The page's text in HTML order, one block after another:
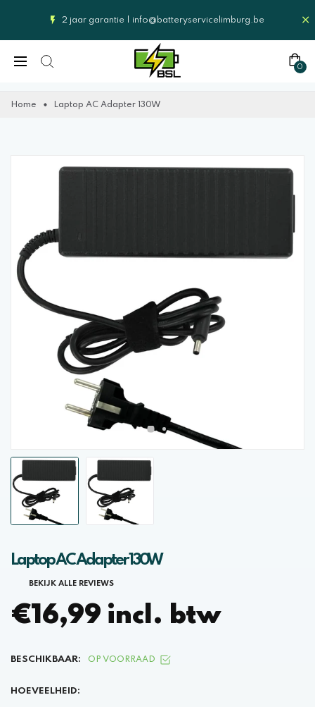
2 jaar garantie | info@batteryservicelimburg.be
0
Home Laptop AC Adapter 130W
Laptop AC Adapter 130W
BEKIJK ALLE REVIEWS
€16,99 incl. btw
BESCHIKBAAR: OP VOORRAAD
HOEVEELHEID: